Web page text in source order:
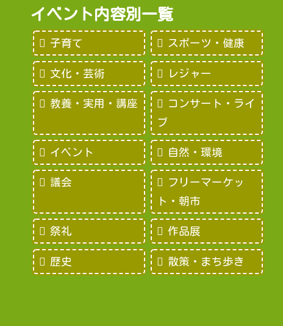
イベント内容別一覧
子育て スポーツ・健康
文化・芸術 レジャー
教養・実用・講座
コンサート・ライ
ブ
イベント 自然・環境
議会
フリーマーケッ
ト・朝市
祭礼 作品展
歴史 散策・まち歩き